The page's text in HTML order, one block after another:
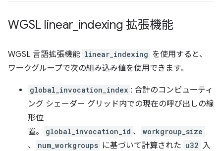
WGSL linear indexing 拡張機能
WGSL 言語拡張機能 linear_indexing を使用すると、
ワークグループで次の組み込み値を使用できます。
global_invocation_index : 合計のコンピューティ
ング シェーダー グリッド内での現在の呼び出しの線
形位
置。
global_invocation_id 、 workgroup_size
、 num_workgroups に基づいて計算された u32 入